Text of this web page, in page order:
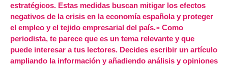
estratégicos. Estas medidas buscan mitigar los efectos
negativos de la crisis en la economía española y proteger
el empleo y el tejido empresarial del país.» Como
periodista, te parece que es un tema relevante y que
puede interesar a tus lectores. Decides escribir un artículo
ampliando la información y añadiendo análisis y opiniones